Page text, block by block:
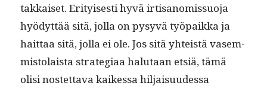
takkaiset. Eri­tyis­es­ti hyvä irti­sanomis­suo­ja
hyödyt­tää sitä, jol­la on pysyvä työ­paik­ka ja
hait­taa sitä, jol­la ei ole. Jos sitä yhteistä vasem­
mis­to­laista strate­giaa halu­taan etsiä, tämä
olisi nos­tet­ta­va kaikessa hil­jaisu­udessa